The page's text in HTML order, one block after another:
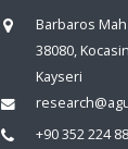
Barbaros
38080,
Kayseri
+90 352 224